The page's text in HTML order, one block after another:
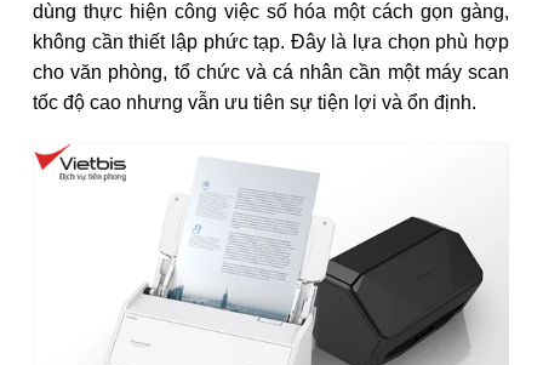
dùng thực hiện công việc số hóa một cách gọn gàng,
không cần thiết lập phức tạp. Đây là lựa chọn phù hợp
cho văn phòng, tổ chức và cá nhân cần một máy scan
tốc độ cao nhưng vẫn ưu tiên sự tiện lợi và ổn định.